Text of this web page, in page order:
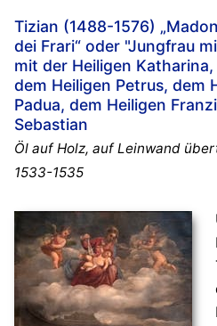
Tizian (1488-1576)
dei Frari“ oder "Jungfrau
mit der Heiligen
dem Heiligen Petrus, dem
Padua, dem Heiligen
Sebastian
Öl auf Holz, auf Leinwand
1533-1535